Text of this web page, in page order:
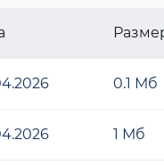
0.1 Мб
1 Мб